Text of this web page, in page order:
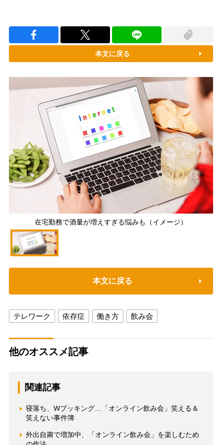
本文に戻る
在宅勤務で酒量が増えすぎる悩みも（イメージ）
本文に戻る
テレワーク 依存症 働き方 飲み会
他のオススメ記事
関連記事
寝落ち、Wブッキング…「オンライン飲み会」笑える＆
笑えない事件簿
外出自粛で増加中、「オンライン飲み会」を楽しむため